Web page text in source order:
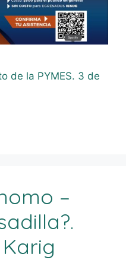
de la PYMES. 3 de
–